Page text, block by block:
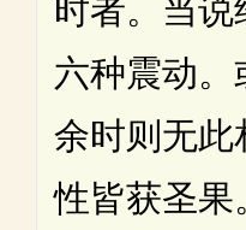
时者。当
六种震动。
余时则无此
性皆获圣果